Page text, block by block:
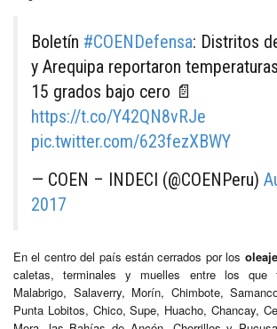
Boletín #COENDefensa: Distritos
y Arequipa reportaron
15 grados bajo cero 📄
https://t.co/Y42QN8vRJe
pic.twitter.com/623fezXBWY
— COEN – INDECI (@COENPeru)
2017
En el centro del país están cerrados por los
caletas, terminales y muelles entre los que
Malabrigo, Salaverry, Morín, Chimbote,
Punta Lobitos, Chico, Supe, Huacho, Chancay,